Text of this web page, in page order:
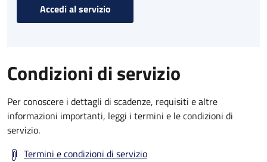
Accedi al servizio
Condizioni di servizio
Per conoscere i dettagli di scadenze, requisiti e altre
informazioni importanti, leggi i termini e le condizioni di
servizio.
Termini e condizioni di servizio